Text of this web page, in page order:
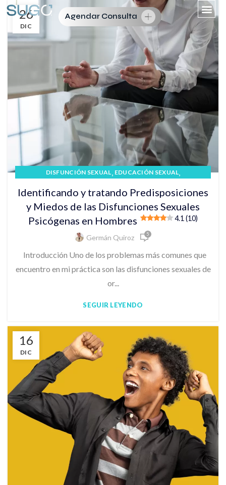
Agendar Consulta
26
DIC
DISFUNCIÓN SEXUAL EDUCACIÓN SEXUAL
TERAPIA SEXUAL
Identificando y tratando Predisposiciones
y Miedos de las Disfunciones Sexuales
Psicógenas en Hombres
4.1 (10)
Germán Quiroz 5
Introducción Uno de los problemas más comunes que
encuentro en mi práctica son las disfunciones sexuales de
or...
SEGUIR LEYENDO
16
DIC